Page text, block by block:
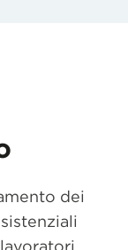
dei
lavoratori